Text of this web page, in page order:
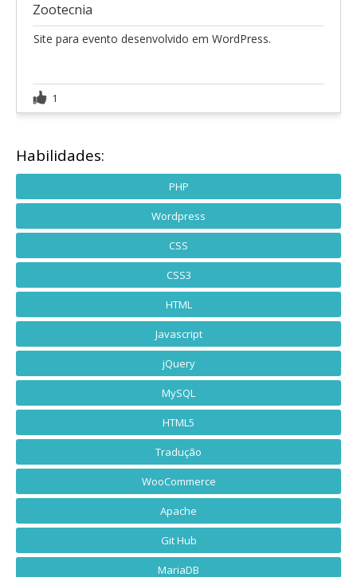
Zootecnia
Site para evento desenvolvido em WordPress.
1
Habilidades:
PHP
Wordpress
CSS
CSS3
HTML
Javascript
jQuery
MySQL
HTML5
Tradução
WooCommerce
Apache
Git Hub
MariaDB